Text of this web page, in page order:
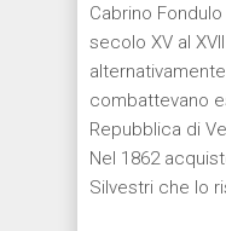
Cabrino
secolo XV al
combattevano
Repubblica di
Nel 1862
Silvestri che lo